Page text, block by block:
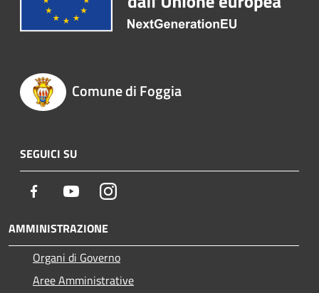
Comune di Foggia
SEGUICI SU
Facebook YoutubeInstagram
AMMINISTRAZIONE
Organi di Governo
Aree Amministrative